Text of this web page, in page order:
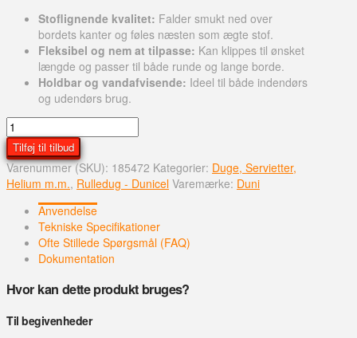
Stoflignende kvalitet: Falder smukt ned over
bordets kanter og føles næsten som ægte stof.
Fleksibel og nem at tilpasse: Kan klippes til ønsket
længde og passer til både runde og lange borde.
Holdbar og vandafvisende: Ideel til både indendørs
og udendørs brug.
Dunicel
rulledug
-
1,18
x
mørkegrøn
Tilføj til tilbud
Varenummer (SKU): 185472 Kategorier: Duge, Servietter,
Helium m.m., Rulledug - Dunicel Varemærke: Duni
Anvendelse
Tekniske Specifikationer
Ofte Stillede Spørgsmål (FAQ)
Dokumentation
Hvor kan dette produkt bruges?
Til begivenheder